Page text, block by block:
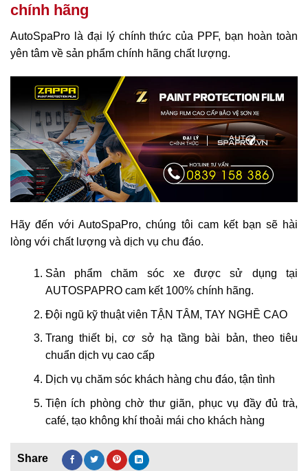
chính hãng
AutoSpaPro là đại lý chính thức của PPF, bạn hoàn toàn
yên tâm về sản phẩm chính hãng chất lượng.
Hãy đến với AutoSpaPro, chúng tôi cam kết bạn sẽ hài
lòng với chất lượng và dịch vụ chu đáo.
Sản phẩm chăm sóc xe được sử dụng tại
AUTOSPAPRO cam kết 100% chính hãng.
Đội ngũ kỹ thuật viên TẬN TÂM, TAY NGHỀ CAO
Trang thiết bị, cơ sở hạ tầng bài bản, theo tiêu
chuẩn dịch vụ cao cấp
Dịch vụ chăm sóc khách hàng chu đáo, tận tình
Tiện ích phòng chờ thư giãn, phục vụ đầy đủ trà,
café, tạo không khí thoải mái cho khách hàng